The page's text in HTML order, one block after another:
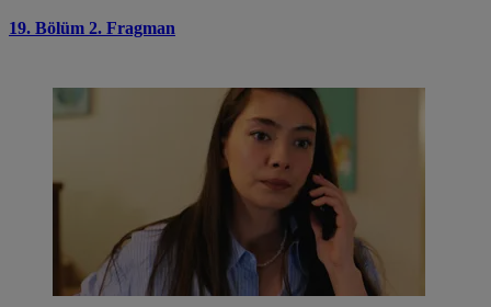
19. Bölüm 2. Fragman